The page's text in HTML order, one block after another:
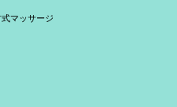
マッサージ